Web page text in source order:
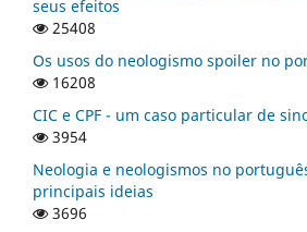
seus efeitos
25408
Os usos do neologismo spoiler no
16208
CIC e CPF - um caso particular de
3954
Neologia e neologismos no
principais ideias
3696